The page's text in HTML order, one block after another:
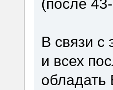
(после
В связи с
и всех
обладать